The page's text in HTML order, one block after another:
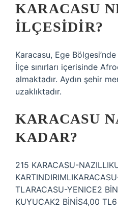
KARACASU
ILÇESIDIR?
Karacasu, Ege
İlçe sınırları içerisinde
almaktadır. Aydın şehir
uzaklıktadır.
KARACASU
KADAR?
215 KARACASU-
TLARACASU-YENICE2
KUYUCAK2 BİNİS4,00